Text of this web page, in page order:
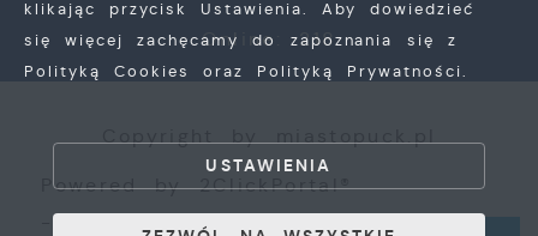
Online: 218
Powered by2ClickPortal®
- Portale nowej generacji
klikając przycisk Ustawienia. Aby dowiedzieć
się więcej zachęcamy do zapoznania się z
Polityką Cookies oraz Polityką Prywatności.
USTAWIENIA
ZEZWÓL NA WSZYSTKIE